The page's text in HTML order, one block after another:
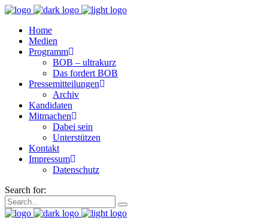
Home
Medien
Programm
BOB – ultrakurz
Das fordert BOB
Pressemitteilungen
Archiv
Kandidaten
Mitmachen
Dabei sein
Unterstützen
Kontakt
Impressum
Datenschutz
Search for: